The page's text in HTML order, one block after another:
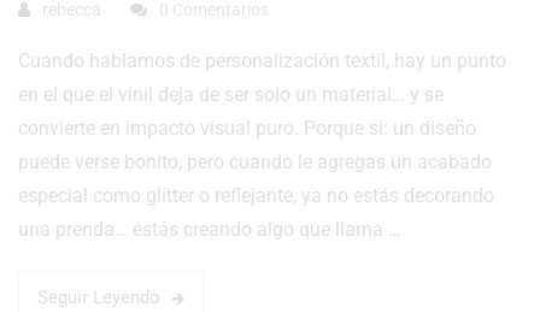
rebecca 0 Comentarios
Cuando hablamos de personalización textil, hay un punto
en el que el vinil deja de ser solo un material… y se
convierte en impacto visual puro. Porque sí: un diseño
puede verse bonito, pero cuando le agregas un acabado
especial como glitter o reflejante, ya no estás decorando
una prenda… estás creando algo que llama …
Seguir Leyendo